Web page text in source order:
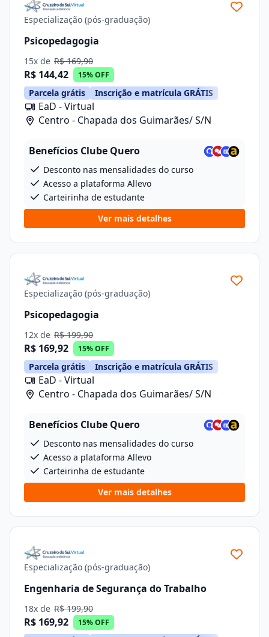
Especialização (pós-graduação)
Psicopedagogia
15x de R$ 169,90
R$ 144,42 15% OFF
Parcela grátis Inscrição e matrícula GRÁTIS
EaD - Virtual
Centro - Chapada dos Guimarães/ S/N
Benefícios Clube Quero
Desconto nas mensalidades do curso
Acesso a plataforma Allevo
Carteirinha de estudante
Ver mais detalhes
Especialização (pós-graduação)
Psicopedagogia
12x de R$ 199,90
R$ 169,92 15% OFF
Parcela grátis Inscrição e matrícula GRÁTIS
EaD - Virtual
Centro - Chapada dos Guimarães/ S/N
Benefícios Clube Quero
Desconto nas mensalidades do curso
Acesso a plataforma Allevo
Carteirinha de estudante
Ver mais detalhes
Especialização (pós-graduação)
Engenharia de Segurança do Trabalho
18x de R$ 199,90
R$ 169,92 15% OFF